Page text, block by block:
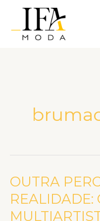
OUTRA
REALIDADE:
OUTRA
PERCEPÇÃO
DA
REALIDADE: